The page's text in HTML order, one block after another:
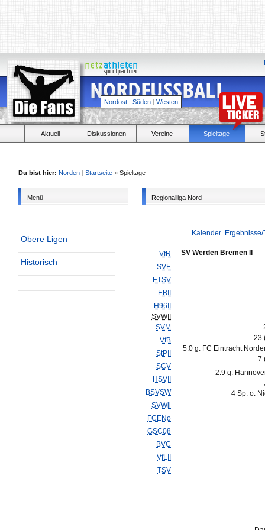
Nordost | Süden | Westen
Aktuell Diskussionen Vereine Spieltage
Du bist hier: Norden | Startseite » Spieltage
Menü
Obere Ligen
Historisch
Regionalliga Nord
Kalender
VfR
SVE
ETSV
EBII
H96II
SVWII
SVM
VfB
StPII
SCV
HSVII
BSVSW
SVWil
FCENo
GSC08
BVC
VfLII
TSV
SV Werden Bremen II
23
5:0 g. FC Eintracht
7
2:9 g.
4 Sp. o.